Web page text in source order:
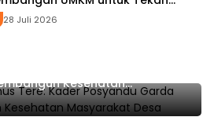
28 Juli 2026
Tere: Kader Posyandu
Kesehatan